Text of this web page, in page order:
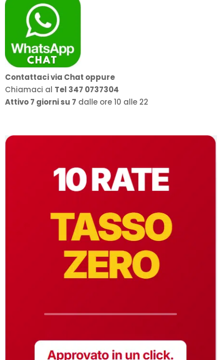
1.269,00€
Contattaci via Chat oppure
Chiamaci al Tel 347 0737304
Attivo 7 giorni su 7 dalle ore 10 alle 22